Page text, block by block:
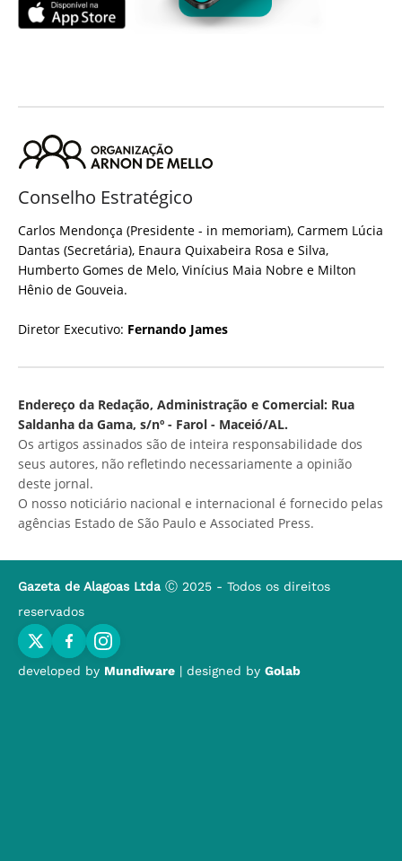
Conselho Estratégico
Carlos Mendonça (Presidente - in memoriam), Carmem Lúcia
Dantas (Secretária), Enaura Quixabeira Rosa e Silva,
Humberto Gomes de Melo, Vinícius Maia Nobre e Milton
Hênio de Gouveia.
Diretor Executivo: Fernando James
Endereço da Redação, Administração e Comercial: Rua
Saldanha da Gama, s/nº - Farol - Maceió/AL.
Os artigos assinados são de inteira responsabilidade dos
seus autores, não refletindo necessariamente a opinião
deste jornal.
O nosso noticiário nacional e internacional é fornecido pelas
agências Estado de São Paulo e Associated Press.
Gazeta de Alagoas Ltda Ⓒ 2025 - Todos os direitos
reservados
developed by Mundiware | designed by Golab